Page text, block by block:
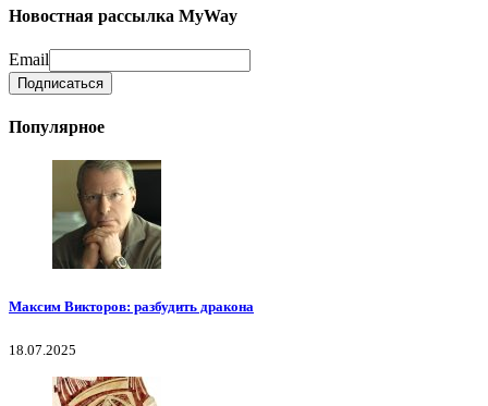
Новостная рассылка MyWay
Email
Популярное
Максим Викторов: разбудить дракона
18.07.2025